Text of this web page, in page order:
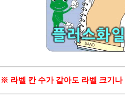
※ 라벨 칸 수가 같아도 라벨 크기나